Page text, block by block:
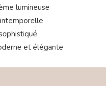
lumineuse
et élégante